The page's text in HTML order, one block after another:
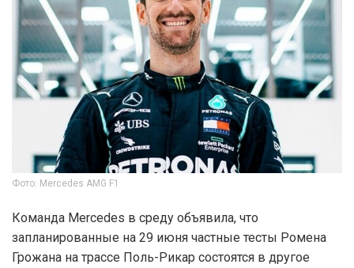
Фото: Mercedes AMG F1
Команда Mercedes в среду объявила, что
запланированные на 29 июня частные тесты Ромена
Грожана на трассе Поль-Рикар состоятся в другое